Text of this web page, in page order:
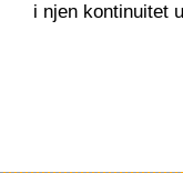
i njen kontinuitet